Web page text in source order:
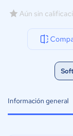
Aún sin
Información general